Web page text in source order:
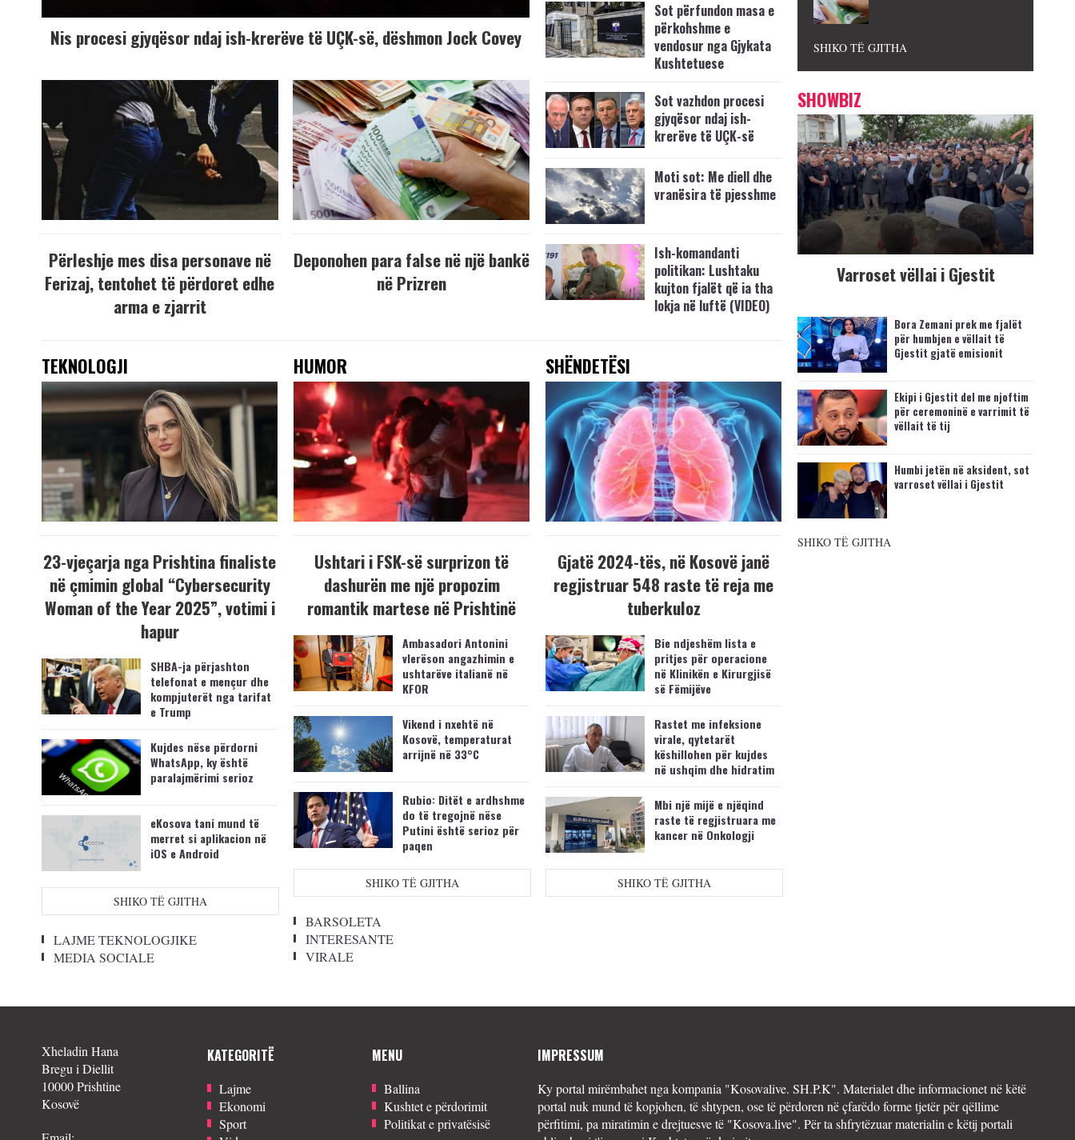
Nis procesi gjyqësor ndaj ish-krerëve të UÇK-së, dëshmon Jock Covey
Përleshje mes disa personave në
Ferizaj, tentohet të përdoret edhe
arma e zjarrit
Deponohen para false në një bankë
në Prizren
Sot përfundon masa e
përkohshme e
vendosur nga Gjykata
Kushtetuese
Sot vazhdon procesi
gjyqësor ndaj ish-
krerëve të UÇK-së
Moti sot: Me diell dhe
vranësira të pjesshme
Ish-komandanti
politikan: Lushtaku
kujton fjalët që ia tha
lokja në luftë (VIDEO)
TEKNOLOGJI
23-vjeçarja nga Prishtina finaliste
në çmimin global “Cybersecurity
Woman of the Year 2025”, votimi i
hapur
SHBA-ja përjashton
telefonat e mençur dhe
kompjuterët nga tarifat
e Trump
Kujdes nëse përdorni
WhatsApp, ky është
paralajmërimi serioz
eKosova tani mund të
merret si aplikacion në
iOS e Android
SHIKO TË GJITHA
LAJME TEKNOLOGJIKE
MEDIA SOCIALE
HUMOR
Ushtari i FSK-së surprizon të
dashurën me një propozim
romantik martese në Prishtinë
Ambasadori Antonini
vlerëson angazhimin e
ushtarëve italianë në
KFOR
Vikend i nxehtë në
Kosovë, temperaturat
arrijnë në 33°C
Rubio: Ditët e ardhshme
do të tregojnë nëse
Putini është serioz për
paqen
SHIKO TË GJITHA
BARSOLETA
INTERESANTE
VIRALE
SHËNDETËSI
Gjatë 2024-tës, në Kosovë janë
regjistruar 548 raste të reja me
tuberkuloz
Bie ndjeshëm lista e
pritjes për operacione
në Klinikën e Kirurgjisë
së Fëmijëve
Rastet me infeksione
virale, qytetarët
këshillohen për kujdes
në ushqim dhe hidratim
Mbi një mijë e njëqind
raste të regjistruara me
kancer në Onkologji
SHIKO TË GJITHA
SHIKO TË GJITHA
SHOWBIZ
Varroset vëllai i Gjestit
Bora Zemani prek me fjalët
për humbjen e vëllait të
Gjestit gjatë emisionit
Ekipi i Gjestit del me njoftim
për ceremoninë e varrimit të
vëllait të tij
Humbi jetën në aksident, sot
varroset vëllai i Gjestit
SHIKO TË GJITHA
Xheladin Hana
Bregu i Diellit
10000 Prishtine
Kosovë
KATEGORITË
Lajme
Ekonomi
Sport
MENU
Ballina
Kushtet e përdorimit
Politikat e privatësisë
IMPRESSUM
Ky portal mirëmbahet nga kompania "Kosovalive. SH.P.K". Materialet dhe informacionet në këtë
portal nuk mund të kopjohen, të shtypen, ose të përdoren në çfarëdo forme tjetër për qëllime
përfitimi, pa miratimin e drejtuesve të "Kosova.live". Për ta shfrytëzuar materialin e këtij portali